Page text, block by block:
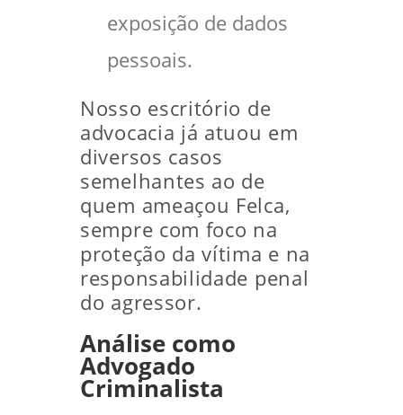
exposição de dados
pessoais.
Nosso escritório de
advocacia já atuou em
diversos casos
semelhantes ao de
quem ameaçou Felca,
sempre com foco na
proteção da vítima e na
responsabilidade penal
do agressor.
Análise como
Advogado
Criminalista